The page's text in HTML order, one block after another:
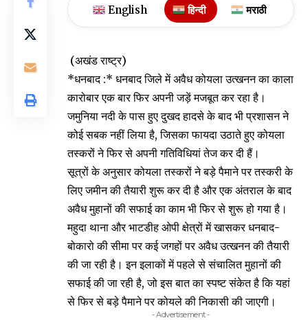
English हिन्दी मराठी
(अखंड राष्ट्र)
*धनबाद :* धनबाद जिले में अवैध कोयला उत्खनन का काला
कारोबार एक बार फिर अपनी जड़ें मजबूत कर रहा है।
जमुनिया नदी के पास हुए दुखद हादसे के बाद भी प्रशासन ने
कोई सबक नहीं लिया है, जिसका फायदा उठाते हुए कोयला
तस्करों ने फिर से अपनी गतिविधियां तेज कर दी हैं।
सूत्रों के अनुसार कोयला तस्करों ने बड़े पैमाने पर तस्करी के
लिए जमीन की तैयारी शुरू कर दी है और एक अंतराल के बाद
अवैध मुहानों की सफाई का काम भी फिर से शुरू हो गया है।
महुदा थाना और भाटडीह ओपी क्षेत्रों में खासकर धनबाद-
बोकारो की सीमा पर कई जगहों पर अवैध उत्खनन की तैयारी
की जा रही है। इन इलाकों में पहले से संचालित मुहानों की
सफाई की जा रही है, जो इस बात का स्पष्ट संकेत है कि यहां
से फिर से बड़े पैमाने पर कोयले की निकासी की जाएगी।
- Advertisement -